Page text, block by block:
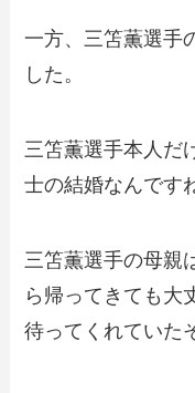
一方、三笘薫選手
した。
三笘薫選手本人だ
士の結婚なんです
三笘薫選手の母親
ら帰ってきても大
待ってくれていた